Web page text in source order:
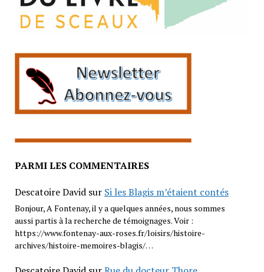
PARMI LES COMMENTAIRES
Descatoire Davidsur Si les Blagis m’étaient contés
Bonjour, A Fontenay, il y a quelques années, nous sommes
aussi partis à la recherche de témoignages. Voir :
https://www.fontenay-aux-roses.fr/loisirs/histoire-
archives/histoire-memoires-blagis/…